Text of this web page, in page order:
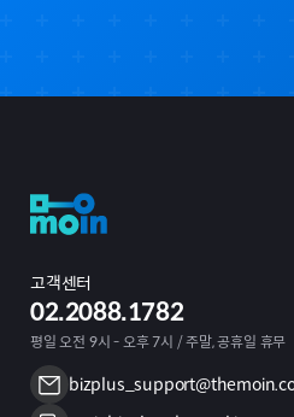
고객센터
02.2088.1782
평일 오전 9시 - 오후 7시 / 주말, 공휴일 휴무